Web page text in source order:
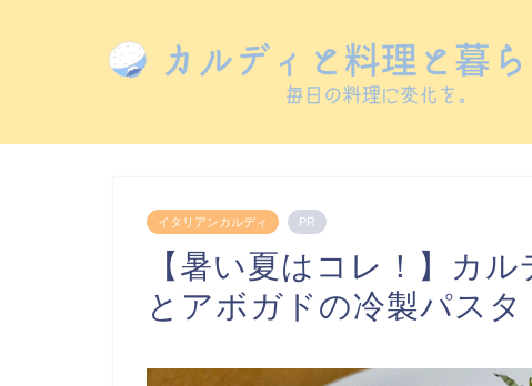
イタリアンカルディ PR
【暑い夏はコレ！】カ
とアボガドの冷製パスタ